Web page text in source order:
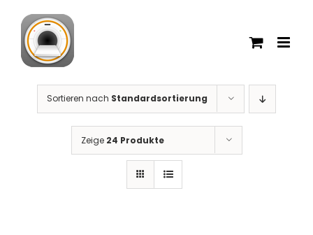
Inhalt
springen
Sortieren nach Standardsortierung
Zeige 24 Produkte